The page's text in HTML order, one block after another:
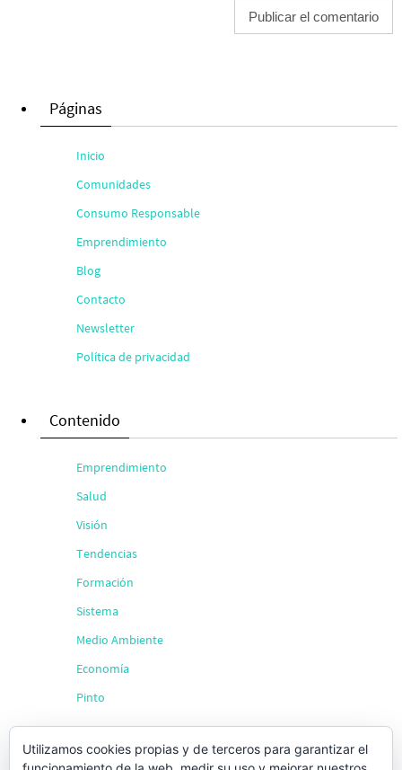
Páginas
Inicio
Comunidades
Consumo Responsable
Emprendimiento
Blog
Contacto
Newsletter
Política de privacidad
Contenido
Emprendimiento
Salud
Visión
Tendencias
Formación
Sistema
Medio Ambiente
Economía
Pinto
Búsqueda
Utilizamos cookies propias y de terceros para garantizar el